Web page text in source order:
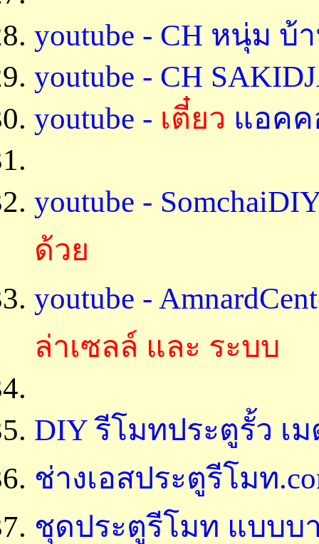
youtube - CH หนุ่ม บ้
youtube - CH
youtube - เตี๋ยว แอคค
youtube -
ด้วย
youtube -
ล่าเซลล์ และ ระบบ
DIY รีโมทประตูรั้ว เ
ช่างเอสประตูรีโมท
ชุดประตูรีโมท แบบบ